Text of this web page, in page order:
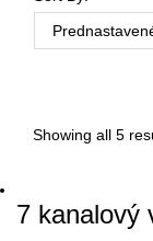
Showing all 5
7 kanalový